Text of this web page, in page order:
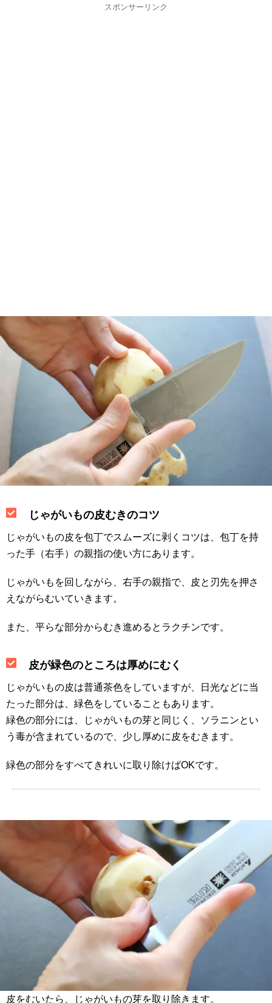
スポンサーリンク
じゃがいもの皮むきのコツ
じゃがいもの皮を包丁でスムーズに剥くコツは、包丁を持
った手（右手）の親指の使い方にあります。
じゃがいもを回しながら、右手の親指で、皮と刃先を押さ
えながらむいていきます。
また、平らな部分からむき進めるとラクチンです。
皮が緑色のところは厚めにむく
じゃがいもの皮は普通茶色をしていますが、日光などに当
たった部分は、緑色をしていることもあります。
緑色の部分には、じゃがいもの芽と同じく、ソラニンとい
う毒が含まれているので、少し厚めに皮をむきます。
緑色の部分をすべてきれいに取り除けばOKです。
皮をむいたら、じゃがいもの芽を取り除きます。